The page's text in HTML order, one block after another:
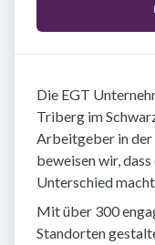
Die EGT
Triberg im
Arbeitgeber in der
beweisen wir,
Unterschied
Mit über 300
Standorten